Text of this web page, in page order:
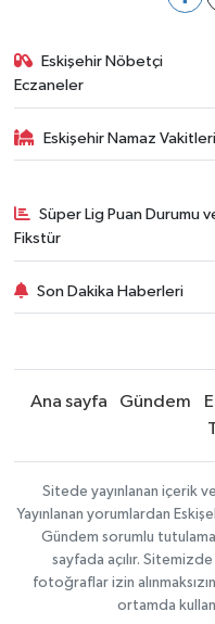
Eskişehir Nöbetçi
Eczaneler
Eskişehir Namaz Vakitleri
Süper Lig Puan Durumu
Fikstür
Son Dakika Haberleri
Ana sayfa Gündem
Sitede yayınlanan içerik
Yayınlanan yorumlardan
Gündem sorumlu
sayfada açılır.
fotoğraflar izin
ortamda